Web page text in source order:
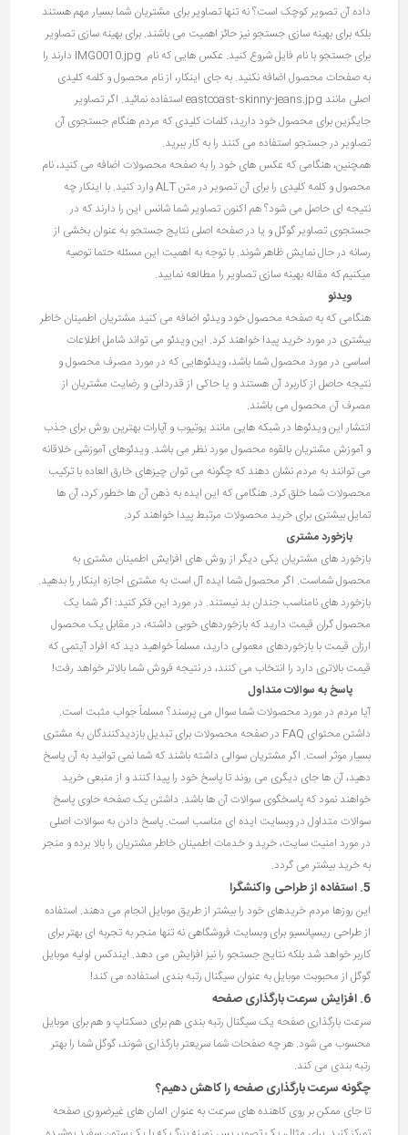
داده آن تصویر کوچک است؟ نه تنها تصاویر برای مشتریان شما بسیار مهم هستند
بلکه برای بهینه سازی جستجو نیز حائز اهمیت می باشند. برای بهینه سازی تصاویر
برای جستجو با نام فایل شروع کنید. عکس هایی که نام IMG0010.jpg دارند را
به صفحات محصول اضافه نکنید. به جای اینکار، از نام محصول و کلمه کلیدی
اصلی مانند eastcoast-skinny-jeans.jpg استفاده نمائید. اگر تصاویر
جایگزین برای محصول خود دارید، کلمات کلیدی که مردم هنگام جستجوی آن
تصاویر در جستجو استفاده می کنند را به کار ببرید.
همچنین، هنگامی که عکس های خود را به صفحه محصولات اضافه می کنید، نام
محصول و کلمه کلیدی را برای آن تصویر در متن ALT وارد کنید. با اینکار چه
نتیجه ای حاصل می شود؟ هم اکنون تصاویر شما شانس این را دارند که در
جستجوی تصاویر گوگل و یا در صفحه اصلی نتایج جستجو به عنوان بخشی از
رسانه در حال نمایش ظاهر شوند. با توجه به اهمیت این مسئله حتما توصیه
میکنیم که مقاله بهینه سازی تصاویر را مطالعه نمایید.
ویدئو
هنگامی که به صفحه محصول خود ویدئو اضافه می کنید مشتریان اطمینان خاطر
بیشتری در مورد خرید پیدا خواهند کرد. این ویدئو می تواند شامل اطلاعات
اساسی در مورد محصول شما باشد، ویدئوهایی که در مورد مصرف محصول و
نتیجه حاصل از کاربرد آن هستند و یا حاکی از قدردانی و رضایت مشتریان از
مصرف آن محصول می باشند.
انتشار این ویدئوها در شبکه هایی مانند یوتیوب و آپارات بهترین روش برای جذب
و آموزش مشتریان بالقوه محصول مورد نظر می باشد. ویدئوهای آموزشی خلاقانه
می توانند به مردم نشان دهند که چگونه می توان چیزهای خارق العاده با ترکیب
محصولات شما خلق کرد. هنگامی که این ایده به ذهن آن ها خطور کرد، آن ها
تمایل بیشتری برای خرید محصولات مرتبط پیدا خواهند کرد.
بازخورد مشتری
بازخورد های مشتریان یکی دیگر از روش های افزایش اطمینان مشتری به
محصول شماست. اگر محصول شما ایده آل است به مشتری اجازه اینکار را بدهید.
بازخورد های نامناسب جندان بد نیستند. در مورد این فکر کنید: اگر شما یک
محصول گران قیمت دارید که بازخوردهای خوبی داشته، در مقابل یک محصول
ارزان قیمت با بازخوردهای معمولی دارید، مسلماً خواهید دید که افراد آیتمی که
قیمت بالاتری دارد را انتخاب می کنند، در نتیجه فروش شما بالاتر خواهد رفت!
پاسخ به سوالات متداول
آیا مردم در مورد محصولات شما سوال می پرسند؟ مسلماً جواب مثبت است.
داشتن محتوای FAQ در صفحه محصولات برای تبدیل بازدیدکنندگان به مشتری
بسیار موثر است. اگر مشتریان سوالی داشته باشند که شما نمی توانید به آن پاسخ
دهید، آن ها جای دیگری می روند تا پاسخ خود را پیدا کنند و از منبعی خرید
خواهند نمود که پاسخگوی سوالات آن ها باشد. داشتن یک صفحه حاوی پاسخ
سوالات متداول در وبسایت ایده ای مناسب است. پاسخ دادن به سوالات اصلی
در مورد امنیت سایت، خرید و خدمات اطمینان خاطر مشتریان را بالا برده و منجر
به خرید بیشتر می گردد.
5. استفاده از طراحی واکنشگرا
این روزها مردم خریدهای خود را بیشتر از طریق موبایل انجام می دهند. استفاده
از طراحی ریسپانسیو برای وبسایت فروشگاهی نه تنها منجر به تجربه ای بهتر برای
کاربر خواهد شد بلکه نتایج جستجو را نیز افزایش می دهد. ایندکس اولیه موبایل
گوگل از محبوبت موبایل به عنوان سیگنال رتبه بندی استفاده می کند!
6. افزایش سرعت بارگذاری صفحه
سرعت بارگذاری صفحه یک سیگنال رتبه بندی هم برای دسکتاپ و هم برای موبایل
محسوب می شود. هر چه صفحات شما سریعتر بارگذاری شوند، گوگل شما را بهتر
رتبه بندی می کند.
چگونه سرعت بارگذاری صفحه را کاهش دهیم؟
تا جای ممکن بر روی کاهنده های سرعت به عنوان المان های غیرضروری صفحه